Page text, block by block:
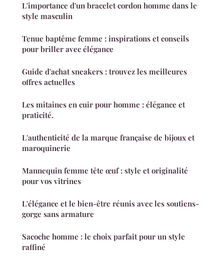
L'importance d'un bracelet cordon homme dans le
style masculin
Tenue baptême femme : inspirations et conseils
pour briller avec élégance
Guide d'achat sneakers : trouvez les meilleures
offres actuelles
Les mitaines en cuir pour homme : élégance et
praticité.
L'authenticité de la marque française de bijoux et
maroquinerie
Mannequin femme tête œuf : style et originalité
pour vos vitrines
L'élégance et le bien-être réunis avec les soutiens-
gorge sans armature
Sacoche homme : le choix parfait pour un style
raffiné